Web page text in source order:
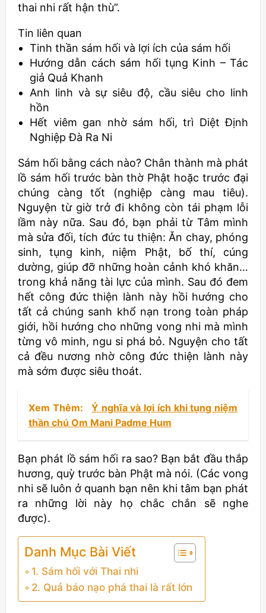
thai nhi rất hận thù”.
Tin liên quan
Tinh thần sám hối và lợi ích của sám hối
Hướng dẫn cách sám hối tụng Kinh – Tác
giả Quả Khanh
Anh linh và sự siêu độ, cầu siêu cho linh
hồn
Hết viêm gan nhờ sám hối, trì Diệt Định
Nghiệp Đà Ra Ni
Sám hối bằng cách nào? Chân thành mà phát
lồ sám hối trước bàn thờ Phật hoặc trước đại
chúng càng tốt (nghiệp càng mau tiêu).
Nguyện từ giờ trở đi không còn tái phạm lỗi
lầm này nữa. Sau đó, bạn phải từ Tâm mình
mà sửa đối, tích đức tu thiện: Ăn chay, phóng
sinh, tụng kinh, niệm Phật, bố thí, cúng
dường, giúp đỡ những hoàn cảnh khó khăn…
trong khả năng tài lực của mình. Sau đó đem
hết công đức thiện lành này hồi hướng cho
tất cả chúng sanh khổ nạn trong toàn pháp
giới, hồi hướng cho những vong nhi mà mình
từng vô minh, ngu si phá bỏ. Nguyện cho tất
cả đều nương nhờ công đức thiện lành này
mà sớm được siêu thoát.
Xem Thêm:
Ý nghĩa và lợi ích khi tụng niệm
thần chú Om Mani Padme Hum
Bạn phát lồ sám hối ra sao? Bạn bắt đầu thắp
hương, quỳ trước bàn Phật mà nói. (Các vong
nhi sẽ luôn ở quanh bạn nên khi tâm bạn phát
ra những lời này họ chắc chắn sẽ nghe
được).
Danh Mục Bài Viết
1. Sám hối với Thai nhi
2. Quả báo nạo phá thai là rất lớn